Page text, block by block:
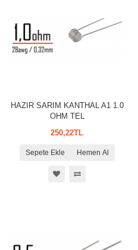
HAZIR SARIM KANTHAL A1 1.0
OHM TEL
250,22TL
Sepete Ekle Hemen Al